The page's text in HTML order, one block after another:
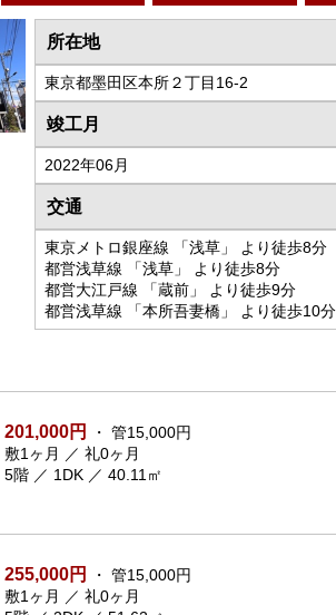
所在地
東京都墨田区本所２丁目16-2
竣工月
2022年06月
交通
東京メトロ銀座線 「浅草」 より徒歩8分
都営浅草線 「浅草」 より徒歩8分
都営大江戸線 「蔵前」 より徒歩9分
都営浅草線 「本所吾妻橋」 より徒歩10分
201,000円
・ 管15,000円
敷1ヶ月 ／ 礼0ヶ月
5階 ／ 1DK ／ 40.11㎡
255,000円
・ 管15,000円
敷1ヶ月 ／ 礼0ヶ月